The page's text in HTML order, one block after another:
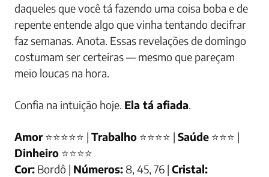
daqueles que você tá fazendo uma coisa boba e de
repente entende algo que vinha tentando decifrar
faz semanas. Anota. Essas revelações de domingo
costumam ser certeiras — mesmo que pareçam
meio loucas na hora.
Confia na intuição hoje. Ela tá afiada.
Amor⭐⭐⭐⭐⭐ | Trabalho ⭐⭐⭐⭐ | Saúde ⭐⭐⭐ |
Dinheiro ⭐⭐⭐⭐
Cor: Bordô | Números: 8, 45, 76 | Cristal: